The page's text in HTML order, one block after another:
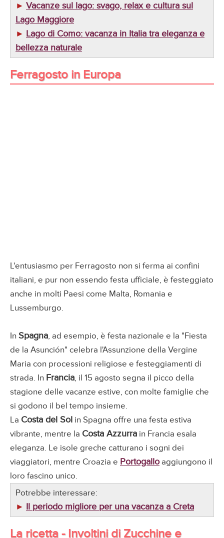
► Vacanze sul lago: svago, relax e cultura sul
Lago Maggiore
► Lago di Como: vacanza in Italia tra eleganza e
bellezza naturale
Ferragosto in Europa
L'entusiasmo per Ferragosto non si ferma ai confini
italiani, e pur non essendo festa ufficiale, è festeggiato
anche in molti Paesi come Malta, Romania e
Lussemburgo.
In Spagna, ad esempio, è festa nazionale e la "Fiesta
de la Asunción" celebra l'Assunzione della Vergine
Maria con processioni religiose e festeggiamenti di
strada. In Francia, il 15 agosto segna il picco della
stagione delle vacanze estive, con molte famiglie che
si godono il bel tempo insieme.
La Costa del Sol in Spagna offre una festa estiva
vibrante, mentre la Costa Azzurra in Francia esala
eleganza. Le isole greche catturano i sogni dei
viaggiatori, mentre Croazia e Portogalloaggiungono il
loro fascino unico.
Potrebbe interessare:
► Il periodo migliore per una vacanza a Creta
La ricetta - Involtini di Zucchine e